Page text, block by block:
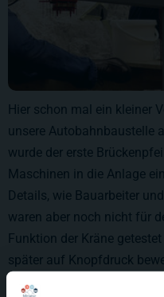
Hier schon mal ein kleiner
unsere Autobahnbaustelle
wurde der erste
Maschinen in die Anlage
Details, wie Bauarbeiter
waren aber noch nicht für
Funktion der Kräne
später auf Knopfdruck